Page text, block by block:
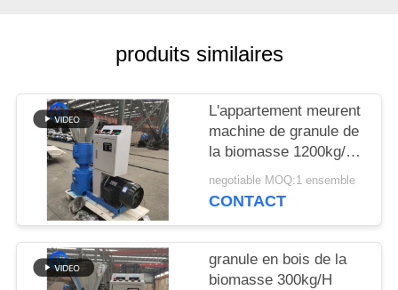
DEMANDE
DE
SOUMISSION
PLAN
DU
SITE
produits similaires
L'appartement meurent
machine de granule de
la biomasse 1200kg/h
pour le pressing
d'engrais organique
negotiable MOQ:1 ensemble
CONTACT
granule en bois de la
biomasse 300kg/H